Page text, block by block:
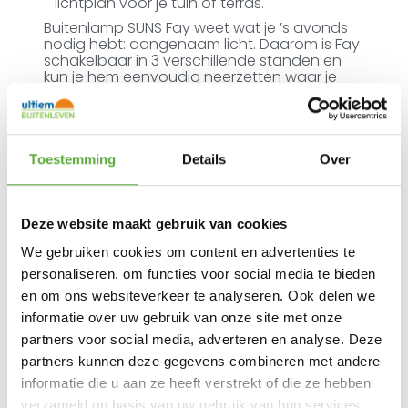
Toestemming Details Over
Deze website maakt gebruik van cookies
We gebruiken cookies om content en advertenties te
personaliseren, om functies voor social media te bieden
en om ons websiteverkeer te analyseren. Ook delen we
informatie over uw gebruik van onze site met onze
partners voor social media, adverteren en analyse. Deze
partners kunnen deze gegevens combineren met andere
informatie die u aan ze heeft verstrekt of die ze hebben
Buitenlamp SUNS Fay weet wat je ’s avonds
nodig hebt: aangenaam licht. Daarom is Fay
schakelbaar in 3 verschillende standen en
kun je hem eenvoudig neerzetten waar je
hem nodig hebt. Op de vloer, op een tafel of
buitenkast.
Solar series haalt Fay zijn energie uit de zon
lamp/solar-module is ook los verkrijgbaar.
Tom is dankzij zijn hoogwaardige materialen
weerbestendig en leverbaar in 2 maten en 2
kleurstellingen. Met deze buitenlamp en de
andere lampen uit de SUNS collectie, heb je
geen stroomvoorziening in de tuin meer
nodig. Hiermee maak je compleet draadloos
je ideale lichtplan voor je tuin en terras.
Lichtintensiteit en branduren